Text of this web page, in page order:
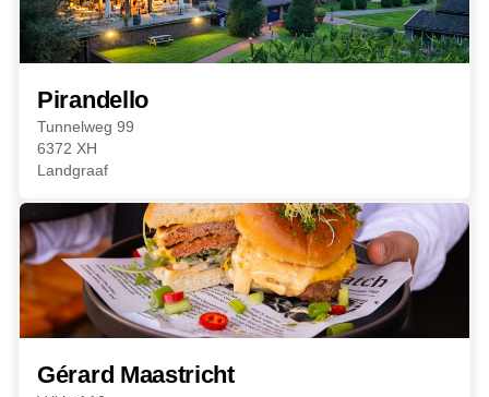
Pirandello
Tunnelweg 99
6372 XH
Landgraaf
Gérard Maastricht